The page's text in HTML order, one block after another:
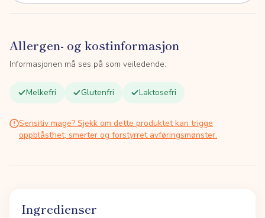
Allergen- og kostinformasjon
Informasjonen må ses på som veiledende.
Melkefri Glutenfri Laktosefri
Sensitiv mage? Sjekk om dette produktet kan trigge
oppblåsthet, smerter og forstyrret avføringsmønster.
Ingredienser